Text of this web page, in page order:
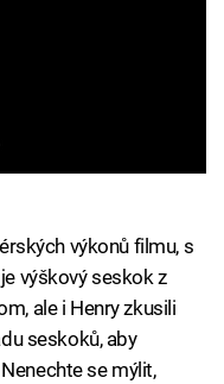
výkonů filmu, s
výškový seskok z
ale i Henry zkusili
seskoků, aby
se mýlit,